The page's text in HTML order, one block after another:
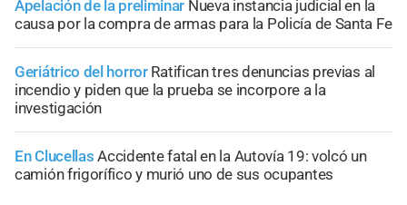
Apelación de la preliminar Nueva instancia judicial en la
causa por la compra de armas para la Policía de Santa Fe
Geriátrico del horror Ratifican tres denuncias previas al
incendio y piden que la prueba se incorpore a la
investigación
En Clucellas Accidente fatal en la Autovía 19: volcó un
camión frigorífico y murió uno de sus ocupantes